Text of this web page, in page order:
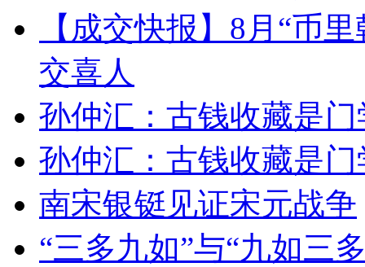
【成交快报】8月“币
交喜人
孙仲汇：古钱收藏是
孙仲汇：古钱收藏是
南宋银铤见证宋元战争
“三多九如”与“九如三